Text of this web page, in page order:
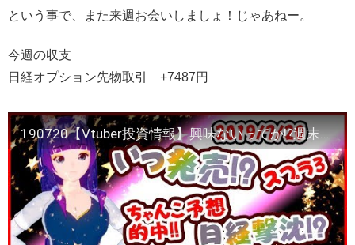
という事で、また来週お会いしましょ！じゃあねー。
今週の収支
日経オプション先物取引 +7487円
190720【Vtuber投資情報】興味ないってか!?週末参院選!